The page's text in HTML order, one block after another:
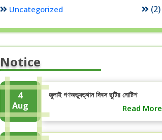
Uncategorized (2)
Notice
4
Aug
জুলাই গণঅভ্যুত্থান দিবস ছুটির নোটিশ
Read More